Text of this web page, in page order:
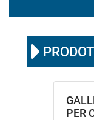
PER